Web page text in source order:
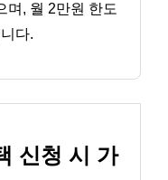
며, 월 2만원 한도
다.
신청 시 가